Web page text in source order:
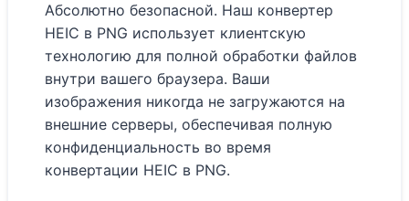
Абсолютно безопасной. Наш конвертер
HEIC в PNG использует клиентскую
технологию для полной обработки файлов
внутри вашего браузера. Ваши
изображения никогда не загружаются на
внешние серверы, обеспечивая полную
конфиденциальность во время
конвертации HEIC в PNG.